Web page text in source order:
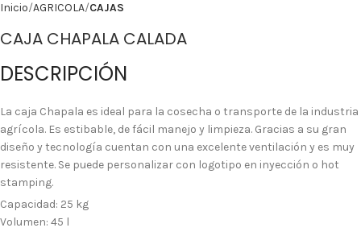
Inicio AGRICOLA CAJAS
CAJA CHAPALA CALADA
DESCRIPCIÓN
La caja Chapala es ideal para la cosecha o transporte de la industria
agrícola. Es estibable, de fácil manejo y limpieza. Gracias a su gran
diseño y tecnología cuentan con una excelente ventilación y es muy
resistente. Se puede personalizar con logotipo en inyección o hot
stamping.
Capacidad: 25 kg
Volumen: 45 l